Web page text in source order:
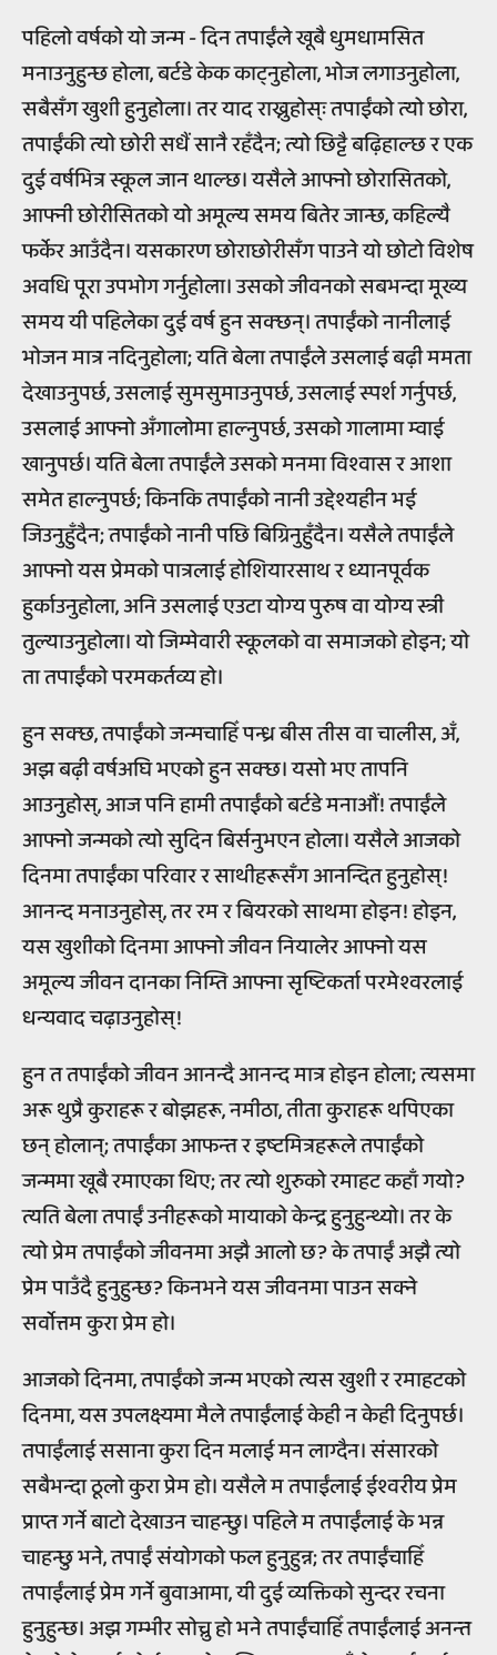
पहिलो वर्षको यो जन्म - दिन तपाईंले खूबै धुमधामसित
मनाउनुहुन्छ होला, बर्टडे केक काट्नुहोला, भोज लगाउनुहोला,
सबैसँग खुशी हुनुहोला। तर याद राख्नुहोस्ः तपाईंको त्यो छोरा,
तपाईंकी त्यो छोरी सधैं सानै रहँदैन; त्यो छिट्टै बढ़िहाल्छ र एक
दुई वर्षभित्र स्कूल जान थाल्छ। यसैले आफ्नो छोरासितको,
आफ्नी छोरीसितको यो अमूल्य समय बितेर जान्छ, कहिल्यै
फर्केर आउँदैन। यसकारण छोराछोरीसँग पाउने यो छोटो विशेष
अवधि पूरा उपभोग गर्नुहोला। उसको जीवनको सबभन्दा मूख्य
समय यी पहिलेका दुई वर्ष हुन सक्छन्। तपाईंको नानीलाई
भोजन मात्र नदिनुहोला; यति बेला तपाईंले उसलाई बढ़ी ममता
देखाउनुपर्छ, उसलाई सुमसुमाउनुपर्छ, उसलाई स्पर्श गर्नुपर्छ,
उसलाई आफ्नो अँगालोमा हाल्नुपर्छ, उसको गालामा म्वाई
खानुपर्छ। यति बेला तपाईंले उसको मनमा विश्वास र आशा
समेत हाल्नुपर्छ; किनकि तपाईंको नानी उद्देश्यहीन भई
जिउनुहुँदैन; तपाईंको नानी पछि बिग्रिनुहुँदैन। यसैले तपाईंले
आफ्नो यस प्रेमको पात्रलाई होशियारसाथ र ध्यानपूर्वक
हुर्काउनुहोला, अनि उसलाई एउटा योग्य पुरुष वा योग्य स्त्री
तुल्याउनुहोला। यो जिम्मेवारी स्कूलको वा समाजको होइन; यो
ता तपाईंको परमकर्तव्य हो।
हुन सक्छ, तपाईंको जन्मचाहिँ पन्ध्र बीस तीस वा चालीस, अँ,
अझ बढ़ी वर्षअघि भएको हुन सक्छ। यसो भए तापनि
आउनुहोस्, आज पनि हामी तपाईंको बर्टडे मनाऔं! तपाईंले
आफ्नो जन्मको त्यो सुदिन बिर्सनुभएन होला। यसैले आजको
दिनमा तपाईंका परिवार र साथीहरूसँग आनन्दित हुनुहोस्!
आनन्द मनाउनुहोस्, तर रम र बियरको साथमा होइन! होइन,
यस खुशीको दिनमा आफ्नो जीवन नियालेर आफ्नो यस
अमूल्य जीवन दानका निम्ति आफ्ना सृष्टिकर्ता परमेश्वरलाई
धन्यवाद चढ़ाउनुहोस्!
हुन त तपाईंको जीवन आनन्दै आनन्द मात्र होइन होला; त्यसमा
अरू थुप्रै कुराहरू र बोझहरू, नमीठा, तीता कुराहरू थपिएका
छन् होलान्; तपाईंका आफन्त र इष्टमित्रहरूले तपाईंको
जन्ममा खूबै रमाएका थिए; तर त्यो शुरुको रमाहट कहाँ गयो?
त्यति बेला तपाईं उनीहरूको मायाको केन्द्र हुनुहुन्थ्यो। तर के
त्यो प्रेम तपाईंको जीवनमा अझै आलो छ? के तपाईं अझै त्यो
प्रेम पाउँदै हुनुहुन्छ? किनभने यस जीवनमा पाउन सक्ने
सर्वोत्तम कुरा प्रेम हो।
आजको दिनमा, तपाईंको जन्म भएको त्यस खुशी र रमाहटको
दिनमा, यस उपलक्ष्यमा मैले तपाईंलाई केही न केही दिनुपर्छ।
तपाईंलाई ससाना कुरा दिन मलाई मन लाग्दैन। संसारको
सबैभन्दा ठूलो कुरा प्रेम हो। यसैले म तपाईंलाई ईश्वरीय प्रेम
प्राप्त गर्ने बाटो देखाउन चाहन्छु। पहिले म तपाईंलाई के भन्न
चाहन्छु भने, तपाईं संयोगको फल हुनुहुन्न; तर तपाईंचाहिँ
तपाईंलाई प्रेम गर्ने बुवाआमा, यी दुई व्यक्तिको सुन्दर रचना
हुनुहुन्छ। अझ गम्भीर सोच्नु हो भने तपाईंचाहिँ तपाईंलाई अनन्त